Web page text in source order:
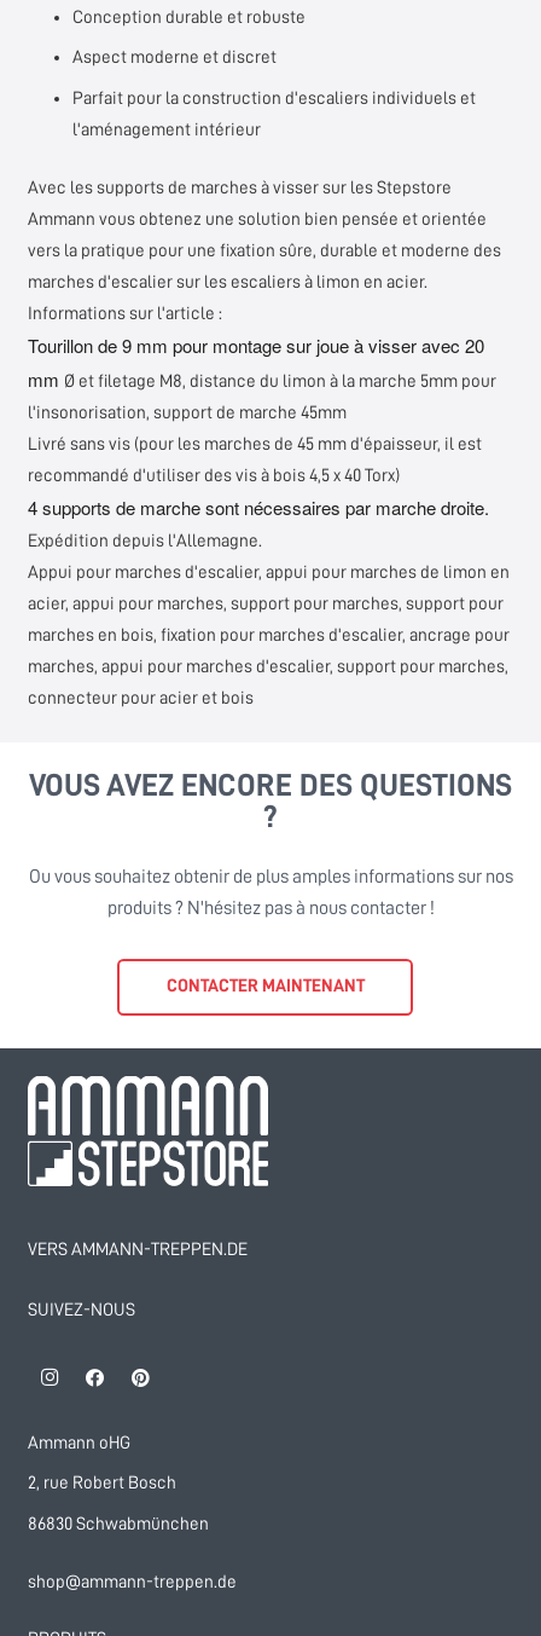
Conception durable et robuste
Aspect moderne et discret
Parfait pour la construction d'escaliers individuels et
l'aménagement intérieur
Avec les supports de marches à visser sur les Stepstore
Ammann vous obtenez une solution bien pensée et orientée
vers la pratique pour une fixation sûre, durable et moderne des
marches d'escalier sur les escaliers à limon en acier.
Informations sur l'article :
Tourillon de 9 mm pour montage sur joue à visser avec 20
mm Ø et filetage M8, distance du limon à la marche 5mm pour
l'insonorisation, support de marche 45mm
Livré sans vis (pour les marches de 45 mm d'épaisseur, il est
recommandé d'utiliser des vis à bois 4,5 x 40 Torx)
4 supports de marche sont nécessaires par marche droite.
Expédition depuis l'Allemagne.
Appui pour marches d'escalier, appui pour marches de limon en
acier, appui pour marches, support pour marches, support pour
marches en bois, fixation pour marches d'escalier, ancrage pour
marches, appui pour marches d'escalier, support pour marches,
connecteur pour acier et bois
VOUS AVEZ ENCORE DES QUESTIONS
?
Ou vous souhaitez obtenir de plus amples informations sur nos
produits ? N'hésitez pas à nous contacter !
CONTACTER MAINTENANT
VERS AMMANN-TREPPEN.DE
SUIVEZ-NOUS
Ammann oHG
2, rue Robert Bosch
86830 Schwabmünchen
shop@ammann-treppen.de